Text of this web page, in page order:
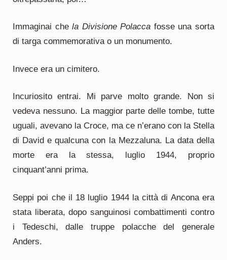
Immaginai chela Divisione Polacca fosse una sorta
di targa commemorativa o un monumento.
Invece era un cimitero.
Incuriosito entrai. Mi parve molto grande. Non si
vedeva nessuno. La maggior parte delle tombe, tutte
uguali, avevano la Croce, ma ce n’erano con la Stella
di David e qualcuna con la Mezzaluna. La data della
morte era la stessa, luglio 1944, proprio
cinquant’anni prima.
Seppi poi che il 18 luglio 1944 la città di Ancona era
stata liberata, dopo sanguinosi combattimenti contro
i Tedeschi, dalle truppe polacche del generale
Anders.